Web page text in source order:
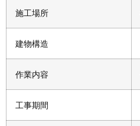
施工場所
建物構造
作業内容
工事期間